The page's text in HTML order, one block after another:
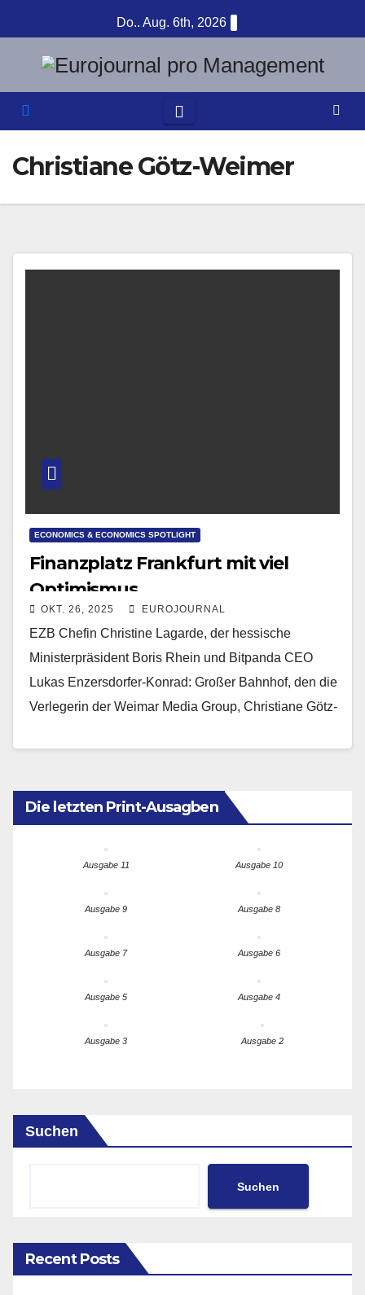
Inhalt
springen
Do.. Aug. 6th, 2026
Christiane Götz-Weimer
ECONOMICS & ECONOMICS SPOTLIGHT
Finanzplatz Frankfurt mit viel
Optimismus
OKT. 26, 2025 EUROJOURNAL
EZB Chefin Christine Lagarde, der hessische
Ministerpräsident Boris Rhein und Bitpanda CEO
Lukas Enzersdorfer-Konrad: Großer Bahnhof, den die
Verlegerin der Weimar Media Group, Christiane Götz-
Die letzten Print-Ausagben
Ausgabe 11 Ausgabe 10
Ausgabe 9 Ausgabe 8
Ausgabe 7 Ausgabe 6
Ausgabe 5 Ausgabe 4
Ausgabe 3 Ausgabe 2
Suchen
Suchen
Recent Posts